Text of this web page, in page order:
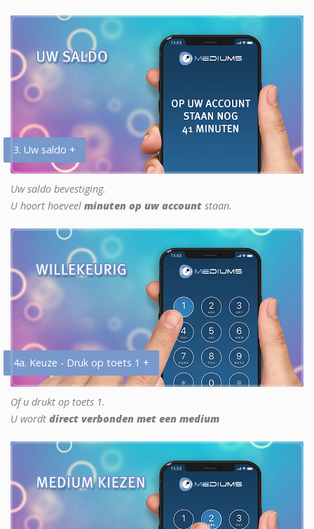
3. Uw saldo +
Uw saldo bevestiging.
U hoort hoeveel minuten op uw account staan.
4a. Keuze - Druk op toets 1 +
Of u drukt op toets 1.
U wordt direct verbonden met een medium